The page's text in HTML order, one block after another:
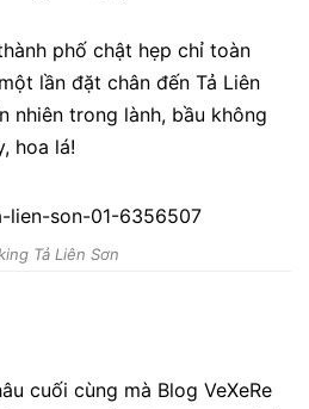
phố chật hẹp chỉ toàn
lần đặt chân đến Tả Liên
nhiên trong lành, bầu không
hoa lá!
Tả Liên Sơn
cuối cùng mà Blog VeXeRe